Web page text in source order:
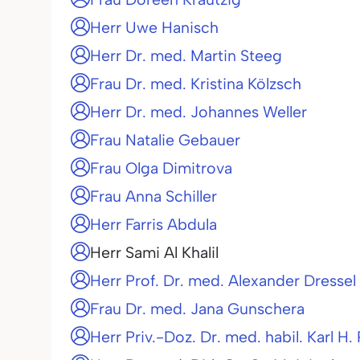
Herr Uwe Hanisch
Herr Dr. med. Martin Steeg
Frau Dr. med. Kristina Kölzsch
Herr Dr. med. Johannes Weller
Frau Natalie Gebauer
Frau Olga Dimitrova
Frau Anna Schiller
Herr Farris Abdula
Herr Sami Al Khalil
Herr Prof. Dr. med. Alexander Dressel
Frau Dr. med. Jana Gunschera
Herr Priv.-Doz. Dr. med. habil. Karl H.